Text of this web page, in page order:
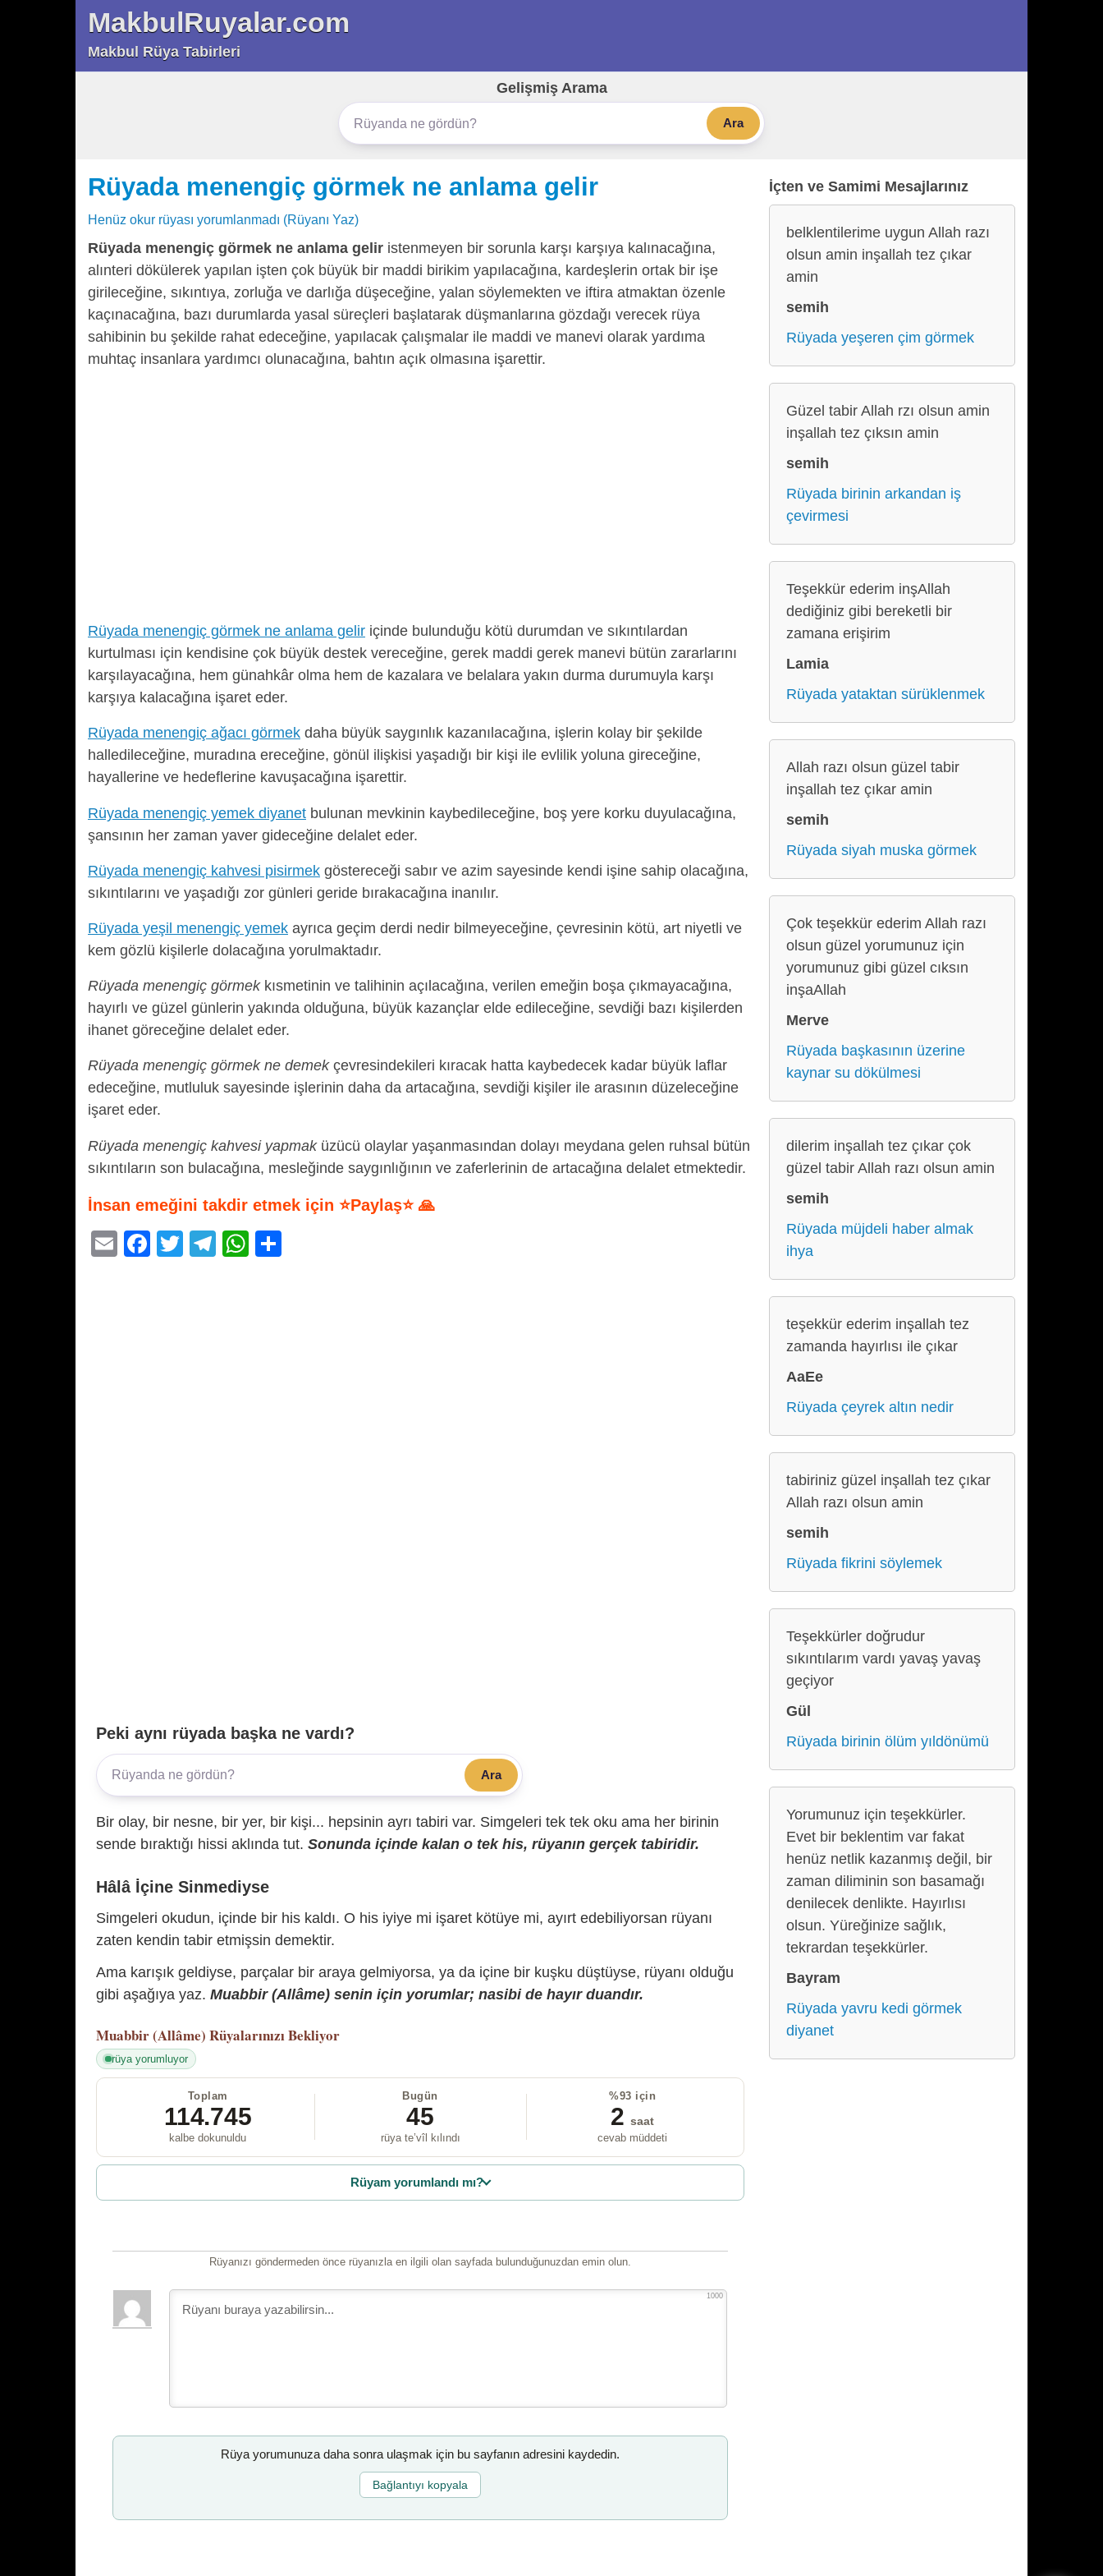
MakbulRuyalar.com
Makbul Rüya Tabirleri
Gelişmiş Arama
Ara
Rüyada menengiç görmek ne anlama gelir
Henüz okur rüyası yorumlanmadı (Rüyanı Yaz)
Rüyada menengiç görmek ne anlama gelir istenmeyen bir sorunla karşı karşıya kalınacağına,
alınteri dökülerek yapılan işten çok büyük bir maddi birikim yapılacağına, kardeşlerin ortak bir işe
girileceğine, sıkıntıya, zorluğa ve darlığa düşeceğine, yalan söylemekten ve iftira atmaktan özenle
kaçınacağına, bazı durumlarda yasal süreçleri başlatarak düşmanlarına gözdağı verecek rüya
sahibinin bu şekilde rahat edeceğine, yapılacak çalışmalar ile maddi ve manevi olarak yardıma
muhtaç insanlara yardımcı olunacağına, bahtın açık olmasına işarettir.
Rüyada menengiç görmek ne anlama gelir içinde bulunduğu kötü durumdan ve sıkıntılardan
kurtulması için kendisine çok büyük destek vereceğine, gerek maddi gerek manevi bütün zararlarını
karşılayacağına, hem günahkâr olma hem de kazalara ve belalara yakın durma durumuyla karşı
karşıya kalacağına işaret eder.
Rüyada menengiç ağacı görmek daha büyük saygınlık kazanılacağına, işlerin kolay bir şekilde
halledileceğine, muradına ereceğine, gönül ilişkisi yaşadığı bir kişi ile evlilik yoluna gireceğine,
hayallerine ve hedeflerine kavuşacağına işarettir.
Rüyada menengiç yemek diyanet bulunan mevkinin kaybedileceğine, boş yere korku duyulacağına,
şansının her zaman yaver gideceğine delalet eder.
Rüyada menengiç kahvesi pisirmek göstereceği sabır ve azim sayesinde kendi işine sahip olacağına,
sıkıntılarını ve yaşadığı zor günleri geride bırakacağına inanılır.
Rüyada yeşil menengiç yemek ayrıca geçim derdi nedir bilmeyeceğine, çevresinin kötü, art niyetli ve
kem gözlü kişilerle dolacağına yorulmaktadır.
Rüyada menengiç görmekkısmetinin ve talihinin açılacağına, verilen emeğin boşa çıkmayacağına,
hayırlı ve güzel günlerin yakında olduğuna, büyük kazançlar elde edileceğine, sevdiği bazı kişilerden
ihanet göreceğine delalet eder.
Rüyada menengiç görmek ne demekçevresindekileri kıracak hatta kaybedecek kadar büyük laflar
edeceğine, mutluluk sayesinde işlerinin daha da artacağına, sevdiği kişiler ile arasının düzeleceğine
işaret eder.
Rüyada menengiç kahvesi yapmaküzücü olaylar yaşanmasından dolayı meydana gelen ruhsal bütün
sıkıntıların son bulacağına, mesleğinde saygınlığının ve zaferlerinin de artacağına delalet etmektedir.
İnsan emeğini takdir etmek için ⭐Paylaş⭐ 🙏
E
F
T
T
W
Peki aynı rüyada başka ne vardı?
Ara
Bir olay, bir nesne, bir yer, bir kişi... hepsinin ayrı tabiri var. Simgeleri tek tek oku ama her birinin
sende bıraktığı hissi aklında tut. Sonunda içinde kalan o tek his, rüyanın gerçek tabiridir.
Hâlâ İçine Sinmediyse
Simgeleri okudun, içinde bir his kaldı. O his iyiye mi işaret kötüye mi, ayırt edebiliyorsan rüyanı
zaten kendin tabir etmişsin demektir.
Ama karışık geldiyse, parçalar bir araya gelmiyorsa, ya da içine bir kuşku düştüyse, rüyanı olduğu
gibi aşağıya yaz. Muabbir (Allâme) senin için yorumlar; nasibi de hayır duandır.
Muabbir (Allâme) Rüyalarınızı Bekliyor
rüya yorumluyor
Toplam
114.745
kalbe dokunuldu
Bugün
45
rüya te’vîl kılındı
%93 için
2 saat
cevab müddeti
Rüyam yorumlandı mı?
Rüyanızı göndermeden önce rüyanızla en ilgili olan sayfada bulunduğunuzdan emin olun.
1000
Rüya yorumunuza daha sonra ulaşmak için bu sayfanın adresini kaydedin.
Bağlantıyı kopyala
İçten ve Samimi Mesajlarınız
belklentilerime uygun Allah razı
olsun amin inşallah tez çıkar
amin
semih
Rüyada yeşeren çim görmek
Güzel tabir Allah rzı olsun amin
inşallah tez çıksın amin
semih
Rüyada birinin arkandan iş
çevirmesi
Teşekkür ederim inşAllah
dediğiniz gibi bereketli bir
zamana erişirim
Lamia
Rüyada yataktan sürüklenmek
Allah razı olsun güzel tabir
inşallah tez çıkar amin
semih
Rüyada siyah muska görmek
Çok teşekkür ederim Allah razı
olsun güzel yorumunuz için
yorumunuz gibi güzel cıksın
inşaAllah
Merve
Rüyada başkasının üzerine
kaynar su dökülmesi
dilerim inşallah tez çıkar çok
güzel tabir Allah razı olsun amin
semih
Rüyada müjdeli haber almak
ihya
teşekkür ederim inşallah tez
zamanda hayırlısı ile çıkar
AaEe
Rüyada çeyrek altın nedir
tabiriniz güzel inşallah tez çıkar
Allah razı olsun amin
semih
Rüyada fikrini söylemek
Teşekkürler doğrudur
sıkıntılarım vardı yavaş yavaş
geçiyor
Gül
Rüyada birinin ölüm yıldönümü
Yorumunuz için teşekkürler.
Evet bir beklentim var fakat
henüz netlik kazanmış değil, bir
zaman diliminin son basamağı
denilecek denlikte. Hayırlısı
olsun. Yüreğinize sağlık,
tekrardan teşekkürler.
Bayram
Rüyada yavru kedi görmek
diyanet